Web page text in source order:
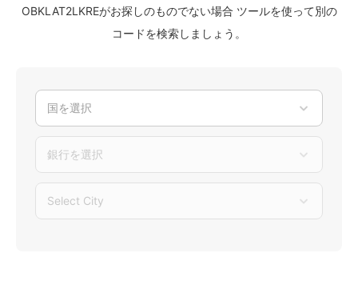
OBKLAT2LKREがお探しのものでない場合 ツールを使って別の
コードを検索しましょう。
国を選択
銀行を選択
Select City